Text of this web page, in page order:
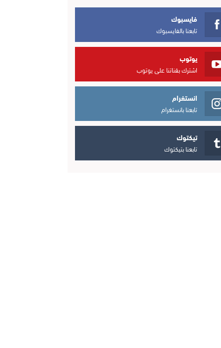
فايسبوك
تابعنا بالفايسبوك
يوتوب
اشترك بقناتنا على يوتوب
انستغرام
تابعنا بانستغرام
تيكتوك
تابعنا بتيكتوك